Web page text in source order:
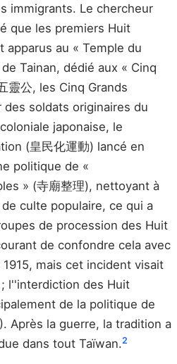
immigrants. Le chercheur
que les premiers Huit
apparus au « Temple du
Tainan, dédié aux « Cinq
靈公, les Cinq Grands
des soldats originaires du
japonaise, le
(皇民化運動) lancé en
politique de «
» (寺廟整理), nettoyant à
culte populaire, ce qui a
de procession des Huit
de confondre cela avec
mais cet incident visait
l''interdiction des Huit
de la politique de
Après la guerre, la tradition a
dans tout Taïwan.2